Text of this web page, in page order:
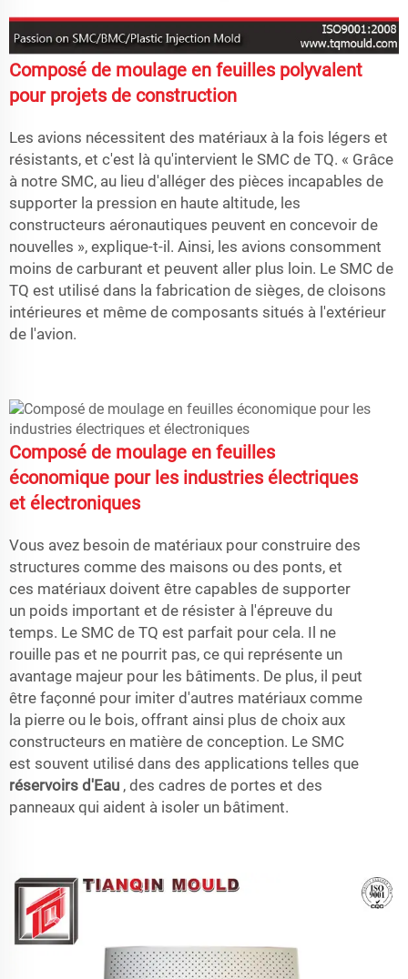
Composé de moulage en feuilles polyvalent
pour projets de construction
Les avions nécessitent des matériaux à la fois légers et
résistants, et c'est là qu'intervient le SMC de TQ. « Grâce
à notre SMC, au lieu d'alléger des pièces incapables de
supporter la pression en haute altitude, les
constructeurs aéronautiques peuvent en concevoir de
nouvelles », explique-t-il. Ainsi, les avions consomment
moins de carburant et peuvent aller plus loin. Le SMC de
TQ est utilisé dans la fabrication de sièges, de cloisons
intérieures et même de composants situés à l'extérieur
de l'avion.
Composé de moulage en feuilles
économique pour les industries électriques
et électroniques
Vous avez besoin de matériaux pour construire des
structures comme des maisons ou des ponts, et
ces matériaux doivent être capables de supporter
un poids important et de résister à l'épreuve du
temps. Le SMC de TQ est parfait pour cela. Il ne
rouille pas et ne pourrit pas, ce qui représente un
avantage majeur pour les bâtiments. De plus, il peut
être façonné pour imiter d'autres matériaux comme
la pierre ou le bois, offrant ainsi plus de choix aux
constructeurs en matière de conception. Le SMC
est souvent utilisé dans des applications telles que
réservoirs d'Eau , des cadres de portes et des
panneaux qui aident à isoler un bâtiment.